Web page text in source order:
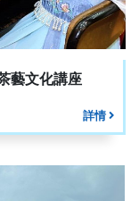
藝文化講座
詳情